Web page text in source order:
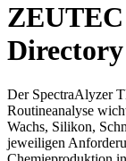
Directory
Der SpectraAlyzer
Routineanalyse
Wachs, Silikon,
jeweiligen